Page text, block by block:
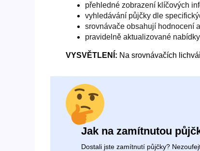
přehledné zobrazení klíčových
vyhledávání půjčky dle
srovnávače obsahují hodnocení
pravidelně aktualizované
VYSVĚTLENÍ: Na srovnávačích
Jak na zamítnutou
Dostali jste zamítnutí půjčky?